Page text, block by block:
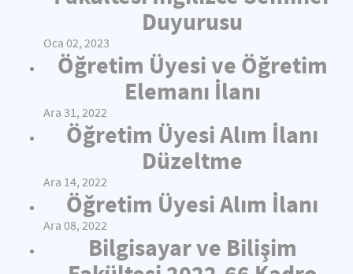
Duyurusu
Oca 02, 2023
Öğretim Üyesi ve Öğretim
Elemanı İlanı
Ara 31, 2022
Öğretim Üyesi Alım İlanı
Düzeltme
Ara 14, 2022
Öğretim Üyesi Alım İlanı
Ara 08, 2022
Bilgisayar ve Bilişim